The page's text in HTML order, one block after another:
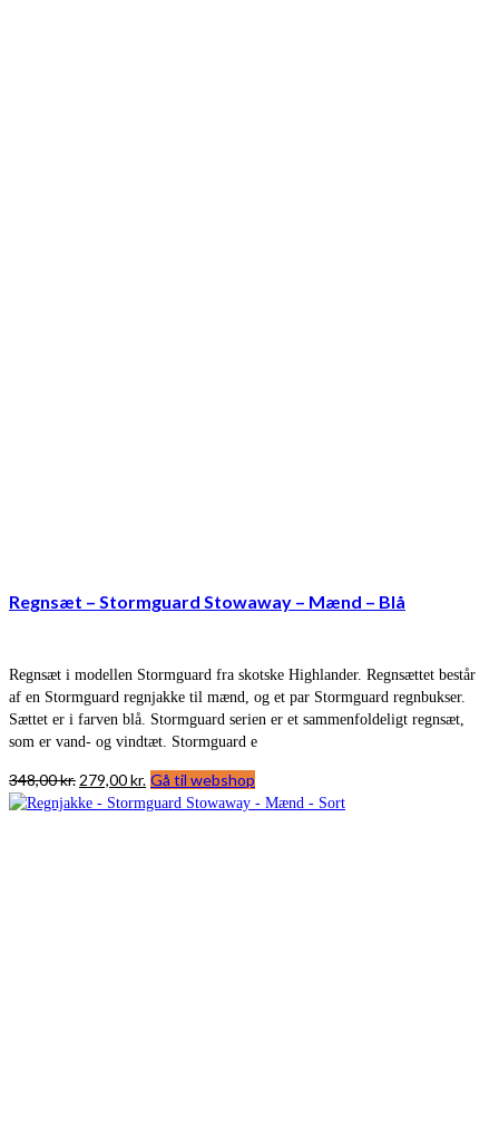
Regnsæt – Stormguard Stowaway – Mænd – Blå
Regnsæt i modellen Stormguard fra skotske Highlander. Regnsættet består
af en Stormguard regnjakke til mænd, og et par Stormguard regnbukser.
Sættet er i farven blå. Stormguard serien er et sammenfoldeligt regnsæt,
som er vand- og vindtæt. Stormguard e
348,00kr. Den
oprindelige
279,00kr.Den
aktuelle
Gå til webshop